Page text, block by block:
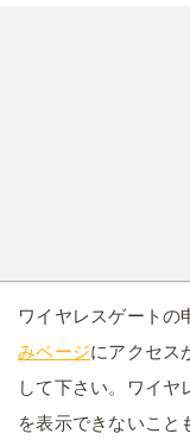
ワイヤレスゲートの
みページにアクセス
して下さい。ワイヤ
を表示できないこと